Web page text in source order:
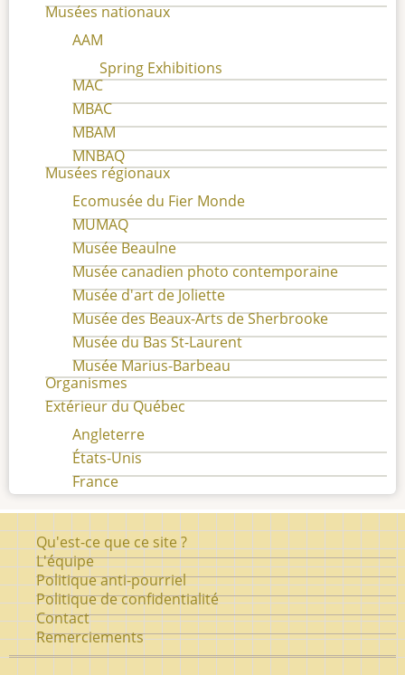
Musées nationaux
AAM
Spring Exhibitions
MAC
MBAC
MBAM
MNBAQ
Musées régionaux
Ecomusée du Fier Monde
MUMAQ
Musée Beaulne
Musée canadien photo contemporaine
Musée d'art de Joliette
Musée des Beaux-Arts de Sherbrooke
Musée du Bas St-Laurent
Musée Marius-Barbeau
Organismes
Extérieur du Québec
Angleterre
États-Unis
France
Pied
de
page
Qu'est-ce que ce site ?
L'équipe
Politique anti-pourriel
Politique de confidentialité
Contact
Remerciements